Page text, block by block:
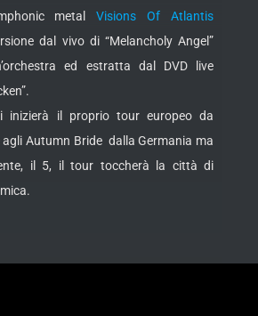
metalVisions Of Atlantis
dal vivo di “Melancholy Angel”
ed estratta dal DVD live
inizierà il proprio toureuropeo da
agli Autumn Bride dalla Germania ma
il 5, il tour toccherà la città di